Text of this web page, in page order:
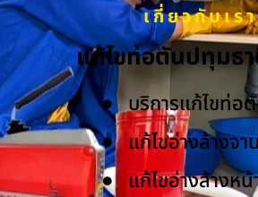
เกี่ยวกับเรา
แก้ไขท่อตันปทุมธ
บริการแก้ไขท่อ
แก้ไขอ่างล้างจ
แก้ไขอ่างล้างห